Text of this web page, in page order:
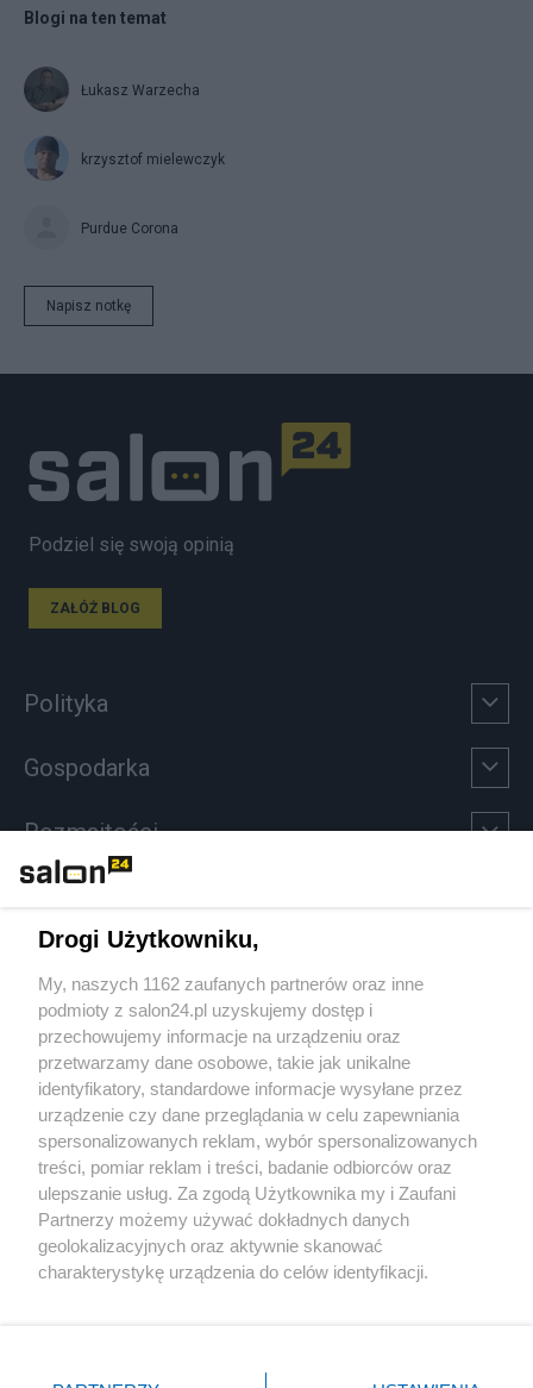
Blogi na ten temat
Łukasz Warzecha
krzysztof mielewczyk
Purdue Corona
Napisz notkę
Podziel się swoją opinią
ZAŁÓŻ BLOG
Polityka
Gospodarka
Rozmaitości
Sport
Społeczeństwo
Kultura
X Facebook Instagram Youtube
Drogi Użytkowniku,
My, naszych 1162 zaufanych partnerów oraz inne
podmioty z salon24.pl uzyskujemy dostęp i
przechowujemy informacje na urządzeniu oraz
przetwarzamy dane osobowe, takie jak unikalne
identyfikatory, standardowe informacje wysyłane przez
urządzenie czy dane przeglądania w celu zapewniania
spersonalizowanych reklam, wybór spersonalizowanych
treści, pomiar reklam i treści, badanie odbiorców oraz
ulepszanie usług. Za zgodą Użytkownika my i Zaufani
Partnerzy możemy używać dokładnych danych
geolokalizacyjnych oraz aktywnie skanować
charakterystykę urządzenia do celów identyfikacji.
zmienić/wycofać klikając przycisk ustawień prywatności